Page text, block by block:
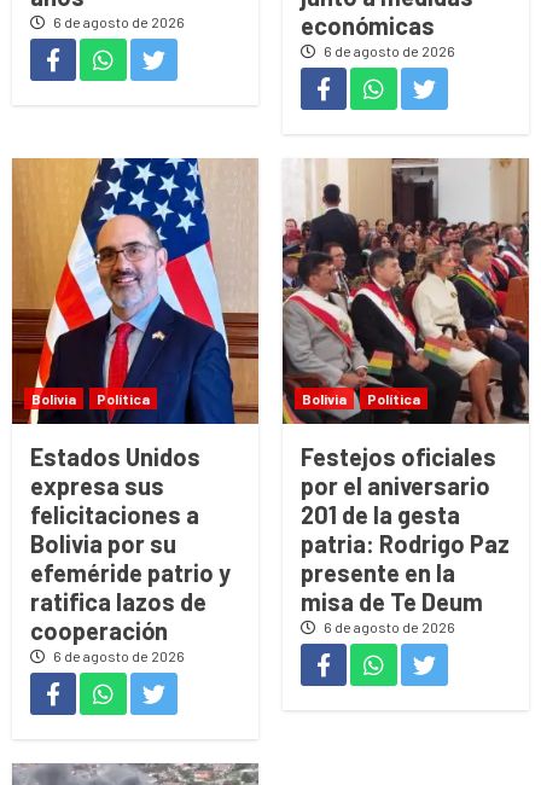
6 de agosto de 2026
económicas
6 de agosto de 2026
Bolivia Política
Estados Unidos
expresa sus
felicitaciones a
Bolivia por su
efeméride patrio y
ratifica lazos de
cooperación
6 de agosto de 2026
Bolivia Política
Festejos oficiales
por el aniversario
201 de la gesta
patria: Rodrigo Paz
presente en la
misa de Te Deum
6 de agosto de 2026